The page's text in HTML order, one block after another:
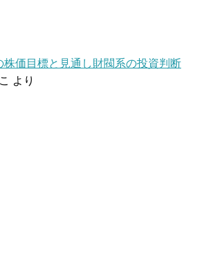
株価目標と見通し財閥系の投資判断
より